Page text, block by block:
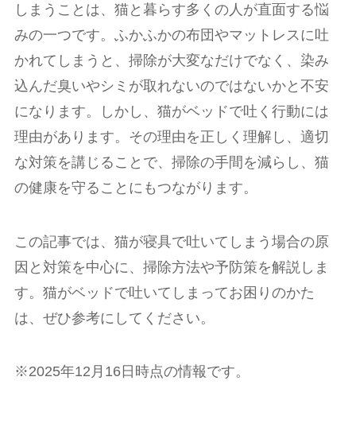
しまうことは、猫と暮らす多くの人が直面する悩
みの一つです。ふかふかの布団やマットレスに吐
かれてしまうと、掃除が大変なだけでなく、染み
込んだ臭いやシミが取れないのではないかと不安
になります。しかし、猫がベッドで吐く行動には
理由があります。その理由を正しく理解し、適切
な対策を講じることで、掃除の手間を減らし、猫
の健康を守ることにもつながります。
この記事では、猫が寝具で吐いてしまう場合の原
因と対策を中心に、掃除方法や予防策を解説しま
す。猫がベッドで吐いてしまってお困りのかた
は、ぜひ参考にしてください。
※2025年12月16日時点の情報です。